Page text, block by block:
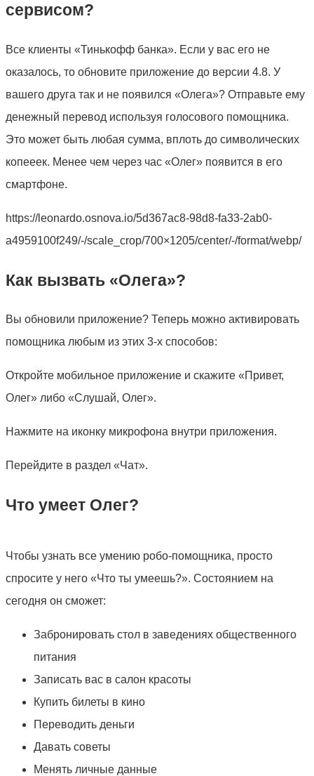
сервисом?
Все клиенты «Тинькофф банка». Если у вас его не
оказалось, то обновите приложение до версии 4.8. У
вашего друга так и не появился «Олега»? Отправьте ему
денежный перевод используя голосового помощника.
Это может быть любая сумма, вплоть до символических
копееек. Менее чем через час «Олег» появится в его
смартфоне.
https://leonardo.osnova.io/5d367ac8-98d8-fa33-2ab0-
a4959100f249/-/scale_crop/700×1205/center/-/format/webp/
Как вызвать «Олега»?
Вы обновили приложение? Теперь можно активировать
помощника любым из этих 3-х способов:
Откройте мобильное приложение и скажите «Привет,
Олег» либо «Слушай, Олег».
Нажмите на иконку микрофона внутри приложения.
Перейдите в раздел «Чат».
Что умеет Олег?
Чтобы узнать все умению робо-помощника, просто
спросите у него «Что ты умеешь?». Состоянием на
сегодня он сможет:
Забронировать стол в заведениях общественного
питания
Записать вас в салон красоты
Купить билеты в кино
Переводить деньги
Давать советы
Менять личные данные